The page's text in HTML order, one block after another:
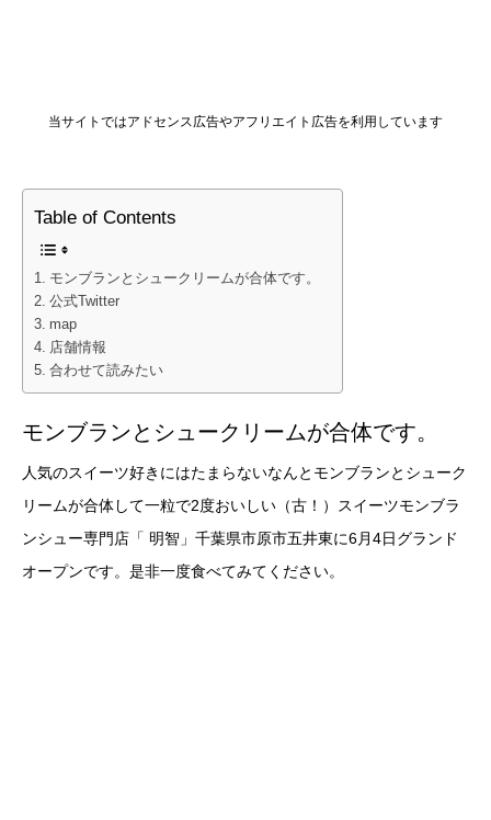
当サイトではアドセンス広告やアフリエイト広告を利用しています
Table of Contents
モンブランとシュークリームが合体です。
公式Twitter
map
店舗情報
合わせて読みたい
モンブランとシュークリームが合体です。
人気のスイーツ好きにはたまらないなんとモンブランとシューク
リームが合体して一粒で2度おいしい（古！）スイーツモンブラ
ンシュー専門店「 明智」千葉県市原市五井東に6月4日グランド
オープンです。是非一度食べてみてください。